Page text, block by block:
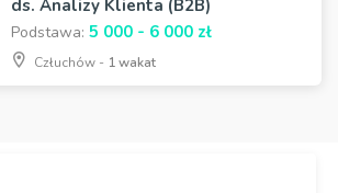
ds. Analizy Klienta (B2B)
Podstawa: 5 000 - 6 000 zł
Człuchów - 1 wakat